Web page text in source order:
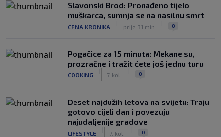
Slavonski Brod: Pronađeno tijelo
muškarca, sumnja se na nasilnu smrt
CRNA KRONIKA prije 31 min 0
Pogačice za 15 minuta: Mekane su,
prozračne i tražit ćete još jednu turu
COOKING 7. kol. 0
Deset najdužih letova na svijetu: Traju
gotovo cijeli dan i povezuju
najudaljenije gradove
LIFESTYLE 7. kol. 0